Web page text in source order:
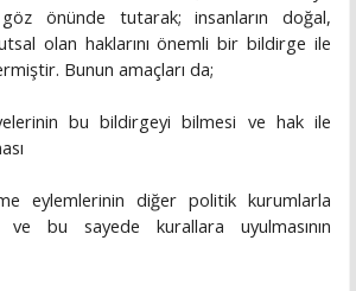
önünde tutarak; insanların doğal,
olan haklarını önemli bir bildirge ile
Bunun amaçları da;
bu bildirgeyi bilmesi ve hak ile
eylemlerinin diğer politik kurumlarla
ve bu sayede kurallara uyulmasının